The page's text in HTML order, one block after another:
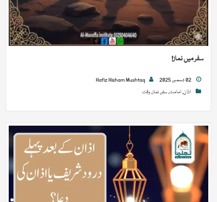
سفر میں نماز!
Hafiz Hisham Mushtaq
اذان,امامت,سفر,نماز,وقت